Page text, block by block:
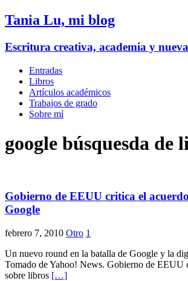
Tania Lu, mi blog
Escritura creativa, academia y
Entradas
Libros
Artículos académicos
Trabajos de grado
Sobre mí
google búsquesda de
Gobierno de EEUU critica el
Google
febrero 7, 2010 Otro 1
Un nuevo round en la batalla de Google y la
Tomado de Yahoo! News. Gobierno de EEUU
sobre libros […]